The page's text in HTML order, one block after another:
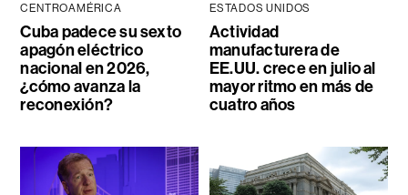
CENTROAMÉRICA
Cuba padece su sexto
apagón eléctrico
nacional en 2026,
¿cómo avanza la
reconexión?
ESTADOS UNIDOS
Actividad
manufacturera de
EE.UU. crece en julio al
mayor ritmo en más de
cuatro años